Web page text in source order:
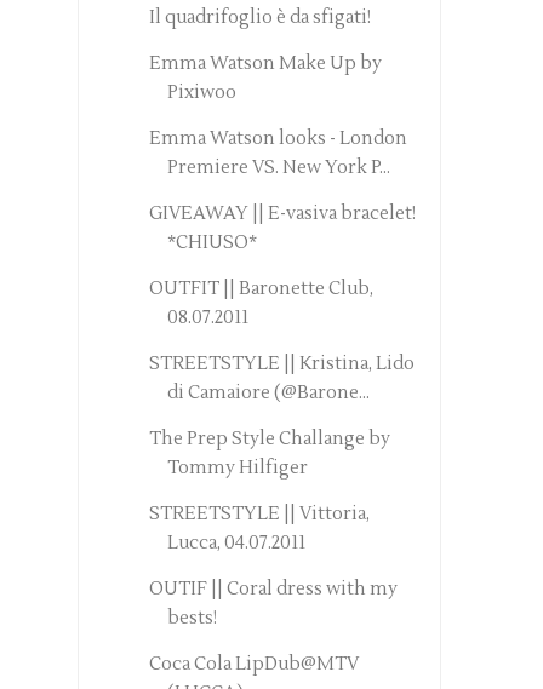
Il quadrifoglio è da sfigati!
Emma Watson Make Up by
Pixiwoo
Emma Watson looks - London
Premiere VS. New York P...
GIVEAWAY || E-vasiva bracelet!
*CHIUSO*
OUTFIT || Baronette Club,
08.07.2011
STREETSTYLE || Kristina, Lido
di Camaiore (@Barone...
The Prep Style Challange by
Tommy Hilfiger
STREETSTYLE || Vittoria,
Lucca, 04.07.2011
OUTIF || Coral dress with my
bests!
Coca Cola LipDub@MTV